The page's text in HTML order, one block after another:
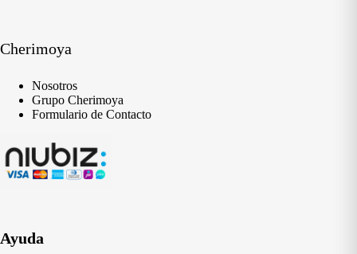
Cherimoya
Nosotros
Grupo Cherimoya
Formulario de Contacto
Ayuda